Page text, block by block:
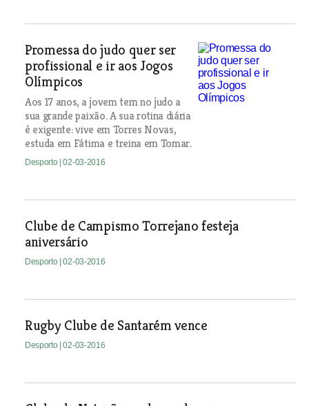
Promessa do judo quer ser
profissional e ir aos Jogos
Olímpicos
Aos 17 anos, a jovem tem no judo a
sua grande paixão. A sua rotina diária
é exigente: vive em Torres Novas,
estuda em Fátima e treina em Tomar.
Desporto | 02-03-2016
Clube de Campismo Torrejano festeja
aniversário
Desporto | 02-03-2016
Rugby Clube de Santarém vence
Desporto | 02-03-2016